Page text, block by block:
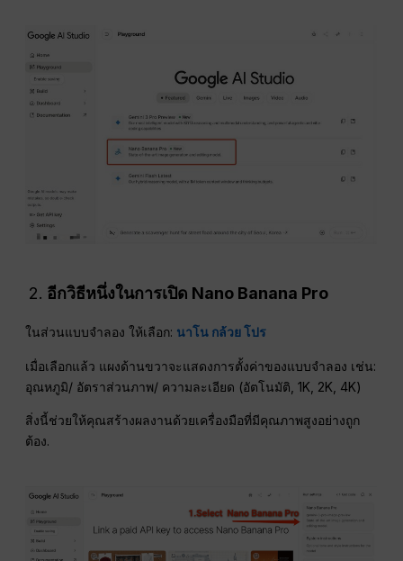
อีกวิธีหนึ่งในการเปิด Nano Banana Pro
ในส่วนแบบจำลอง ให้เลือก: นาโน กล้วย โปร
เมื่อเลือกแล้ว แผงด้านขวาจะแสดงการตั้งค่าของแบบจำลอง เช่น:
อุณหภูมิ/ อัตราส่วนภาพ/ ความละเอียด (อัตโนมัติ, 1K, 2K, 4K)
สิ่งนี้ช่วยให้คุณสร้างผลงานด้วยเครื่องมือที่มีคุณภาพสูงอย่างถูก
ต้อง.